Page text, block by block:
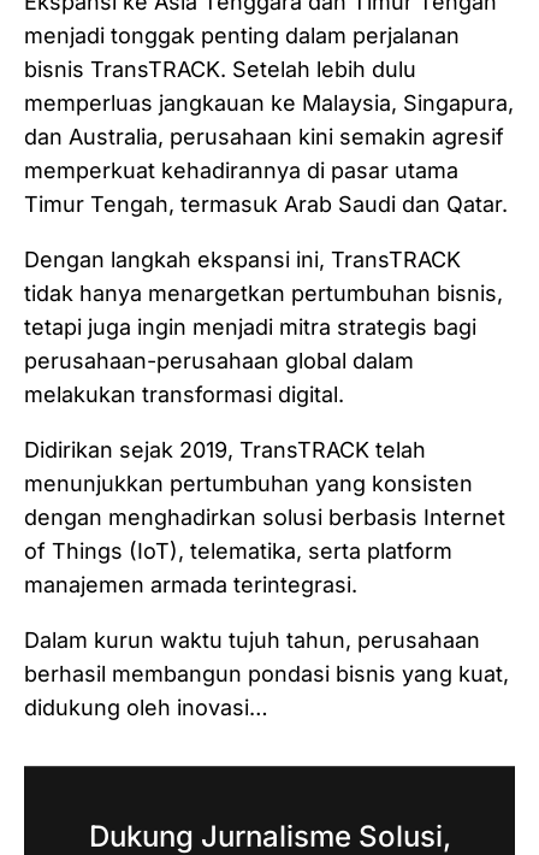
menjadi tonggak penting dalam perjalanan
bisnis TransTRACK. Setelah lebih dulu
memperluas jangkauan ke Malaysia, Singapura,
dan Australia, perusahaan kini semakin agresif
memperkuat kehadirannya di pasar utama
Timur Tengah, termasuk Arab Saudi dan Qatar.
Dengan langkah ekspansi ini, TransTRACK
tidak hanya menargetkan pertumbuhan bisnis,
tetapi juga ingin menjadi mitra strategis bagi
perusahaan-perusahaan global dalam
melakukan transformasi digital.
Didirikan sejak 2019, TransTRACK telah
menunjukkan pertumbuhan yang konsisten
dengan menghadirkan solusi berbasis Internet
of Things (IoT), telematika, serta platform
manajemen armada terintegrasi.
Dalam kurun waktu tujuh tahun, perusahaan
berhasil membangun pondasi bisnis yang kuat,
didukung oleh inovasi…
Dukung Jurnalisme Solusi,